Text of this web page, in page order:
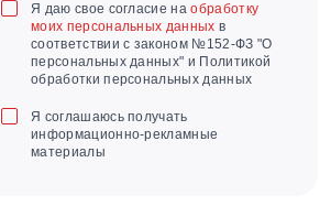
Я даю свое согласие наобработку
моих персональных данных в
соответствии с законом №152-ФЗ "О
персональных данных" и Политикой
обработки персональных данных
Я соглашаюсь получать
информационно-рекламные
материалы